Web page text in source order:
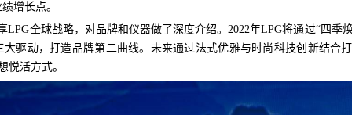
增长点。
LPG全球战略，对品牌和仪器做了深度介绍。2022年LPG将通过“四季
大驱动，打造品牌第二曲线。未来通过法式优雅与时尚科技创新结合
悦活方式。